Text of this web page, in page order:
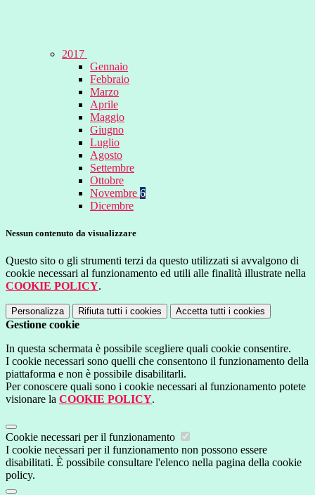
2017
Gennaio
Febbraio
Marzo
Aprile
Maggio
Giugno
Luglio
Agosto
Settembre
Ottobre
Novembre 6
Dicembre
Nessun contenuto da visualizzare
Questo sito o gli strumenti terzi da questo utilizzati si avvalgono di
cookie necessari al funzionamento ed utili alle finalità illustrate nella
COOKIE POLICY.
Personalizza Rifiuta tutti i cookies Accetta tutti i cookies
Gestione cookie
In questa schermata è possibile scegliere quali cookie consentire.
I cookie necessari sono quelli che consentono il funzionamento della
piattaforma e non è possibile disabilitarli.
Per conoscere quali sono i cookie necessari al funzionamento potete
visionare la COOKIE POLICY.
Cookie necessari per il funzionamento
I cookie necessari per il funzionamento non possono essere
disabilitati. È possibile consultare l'elenco nella pagina della cookie
policy.